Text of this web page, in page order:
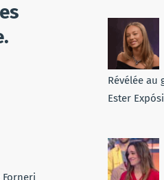
Forneri
Révélée au
Ester